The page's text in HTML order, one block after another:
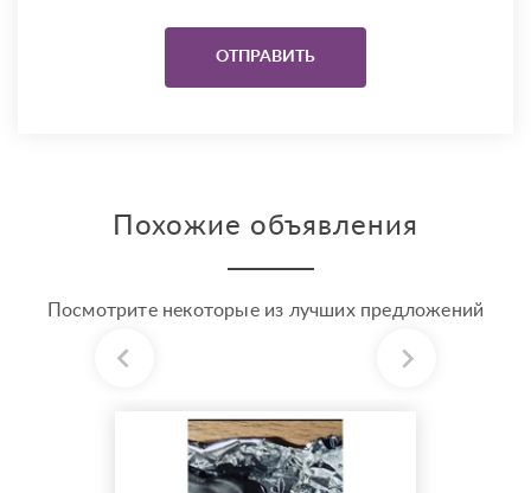
Похожие объявления
Посмотрите некоторые из лучших предложений